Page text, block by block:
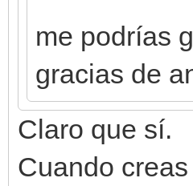
me podrías
gracias de
Claro que sí.
Cuando